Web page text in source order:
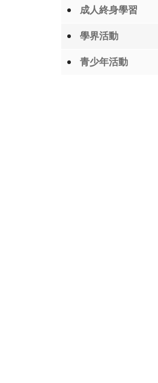
成人終身學習
學界活動
青少年活動